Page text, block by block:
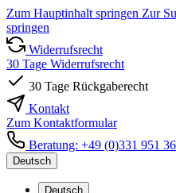
Zum Hauptinhalt springen Zur
springen
Widerrufsrecht
30 Tage Widerrufsrecht
30 Tage Rückgaberecht
Kontakt
Zum Kontaktformular
Beratung: +49 (0)331 951
Deutsch
Deutsch